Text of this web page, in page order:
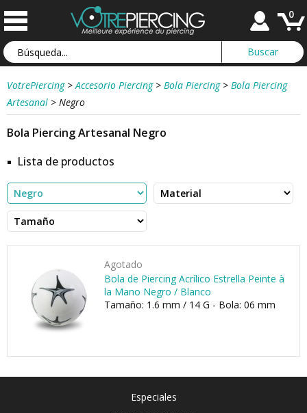
0
VotrePiercing > Accesorio Piercing > Bola Piercing > Bola Piercing
Artesanal > Negro
Bola Piercing Artesanal Negro
Lista de productos
Agotado
Bola de Piercing Acrílico Estrella Peinte à
la Mano Negro / Blanco
Tamaño: 1.6 mm / 14 G - Bola: 06 mm
Especiales